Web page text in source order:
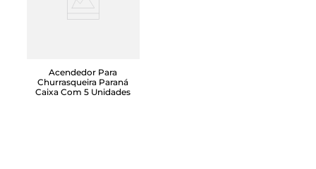
Acendedor Para
Churrasqueira Paraná
Caixa Com 5 Unidades